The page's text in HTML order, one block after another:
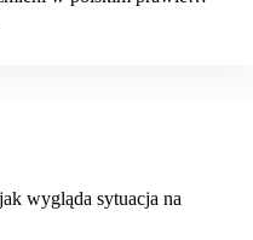
wygląda sytuacja na